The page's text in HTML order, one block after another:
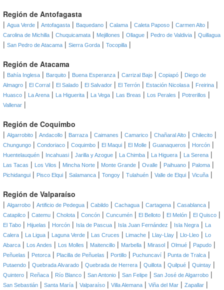
Región de Antofagasta
| Agua Verde | Antofagasta | Baquedano | Calama | Caleta Paposo | Carmen Alto |
Carolina de Michilla | Chuquicamata | Mejillones | Ollague | Pedro de Valdivia | Quillagua
| San Pedro de Atacama | Sierra Gorda | Tocopilla |
Región de Atacama
| Bahía Inglesa | Barquito | Buena Esperanza | Carrizal Bajo | Copiapó | Diego de
Almagro | El Corral | El Salado | El Salvador | El Terrón | Estación Nicolasa | Freirina |
Huasco | La Arena | La Higuerita | La Vega | Las Breas | Los Perales | Potrerillos |
Vallenar |
Región de Coquimbo
| Algarrobito | Andacollo | Barraza | Caimanes | Camarico | Chañaral Alto | Chilecito |
Chungungo | Condoriaco | Coquimbo | El Maqui | El Molle | Guanaqueros | Horcón |
Huentelauquén | Incahuasi | Jarilla y Azogue | La Chimba | La Higuera | La Serena |
Las Tacas | Los Vilos | Mincha Norte | Monte Grande | Ovalle | Paihuano | Paloma |
Pichidangui | Pisco Elqui | Salamanca | Tongoy | Tulahuén | Valle de Elqui | Vicuña |
Región de Valparaíso
| Algarrobo | Artificio de Pedegua | Cabildo | Cachagua | Cartagena | Casablanca |
Catapilco | Catemu | Cholota | Concón | Cuncumén | El Belloto | El Melón | El Quisco |
El Tabo | Hijuelas | Horcón | Isla de Pascua | Isla Juan Fernández | Isla Negra |
La
Calera | La Ligua | Laguna Verde | Las Cruces | Limache | Llay-Llay | Llo-Lleo |
Lo
Abarca | Los Andes | Los Molles | Maitencillo | Marbella | Mirasol | Olmué | Papudo |
Peñuelas | Petorca | Placilla de Peñuelas | Portillo | Puchuncaví | Punta de Tralca |
Putaendo | Quebrada Alvarado | Quebrada de Herrera | Quillota | Quilpué | Quintay |
Quintero | Reñaca | Río Blanco | San Antonio | San Felipe | San José de Algarrobo |
San Sebastián | Santa María | Valparaíso | Villa Alemana | Viña del Mar | Zapallar |